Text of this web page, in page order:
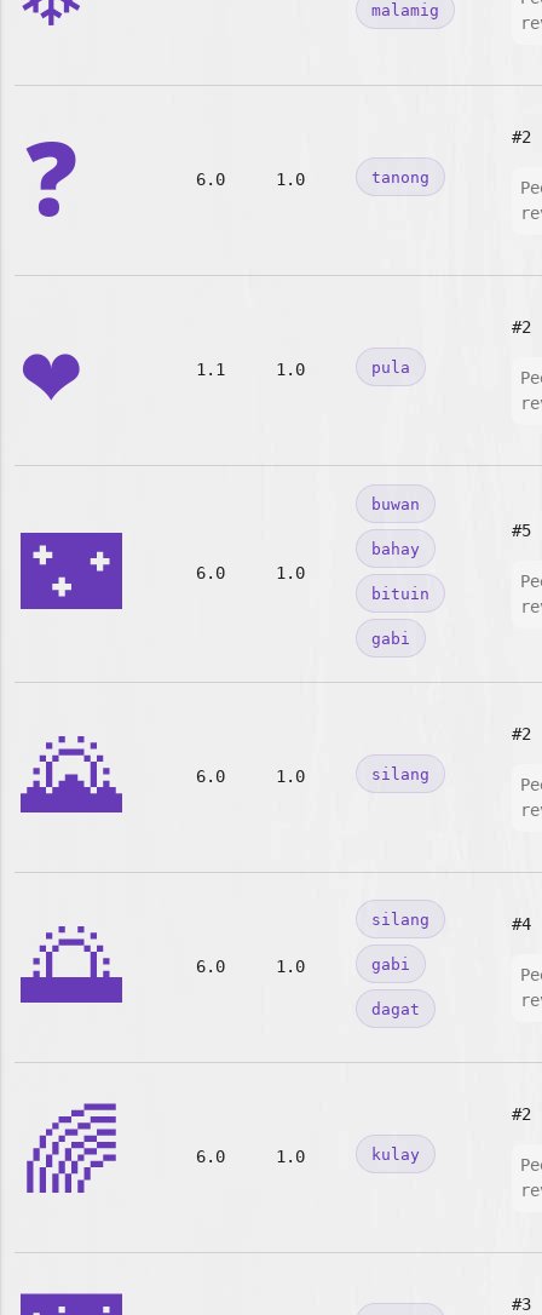
malamig
❓ 6.0 1.0 tanong
#2
❤️ 1.1 1.0 pula
#2
🌃 6.0 1.0
buwan
bahay
bituin
gabi
#5
🌄 6.0 1.0 silang
#2
🌅 6.0 1.0
silang
gabi
dagat
#4
🌈 6.0 1.0 kulay
#2
#3